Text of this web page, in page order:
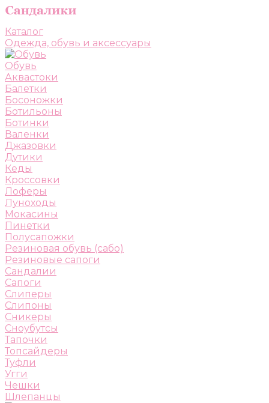
Каталог
Одежда, обувь и аксессуары
Обувь
Аквастоки
Балетки
Босоножки
Ботильоны
Ботинки
Валенки
Джазовки
Дутики
Кеды
Кроссовки
Лоферы
Луноходы
Мокасины
Пинетки
Полусапожки
Резиновая обувь (сабо)
Резиновые сапоги
Сандалии
Сапоги
Слиперы
Слипоны
Сникеры
Сноубутсы
Тапочки
Топсайдеры
Туфли
Угги
Чешки
Шлепанцы